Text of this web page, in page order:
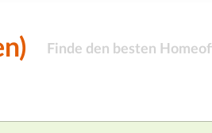
Finde den besten